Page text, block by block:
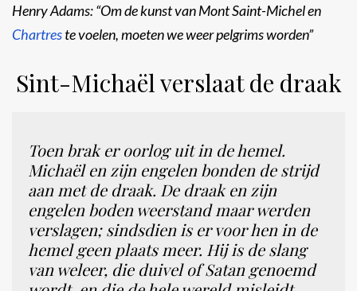
Henry Adams: “Om de kunst van Mont Saint-Michel en
Chartreste voelen, moeten we weer pelgrims worden”
Sint-Michaël verslaat de draak
Toen brak er oorlog uit in de hemel.
Michaël en zijn engelen bonden de strijd
aan met de draak. De draak en zijn
engelen boden weerstand maar werden
verslagen; sindsdien is er voor hen in de
hemel geen plaats meer. Hij is de slang
van weleer, die duivel of Satan genoemd